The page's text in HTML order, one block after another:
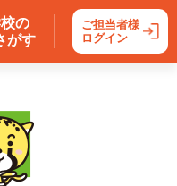
の
がす
ご担当者様
ログイン